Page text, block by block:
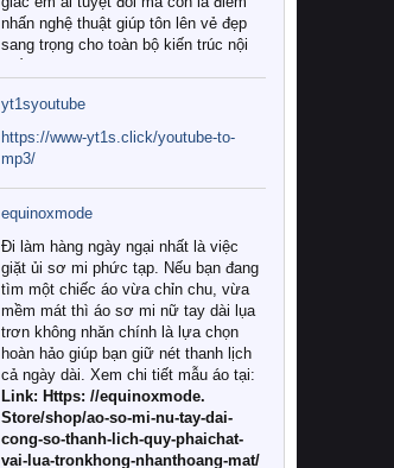
nhấn nghệ thuật giúp tôn lên vẻ đẹp
sang trọng cho toàn bộ kiến trúc nội
Tuy nhiên, giữa thị trường đa dạng
với vô vàn thương hiệu và mẫu mã
như hiện nay, làm thế nào để chọn
được những bộ chăn ga gối đệm cao
cấp thực sự chất lượng, phù hợp với
khí hậu và nhu cầu sử dụng của gia
đình? Hãy cùng chúng tôi đi tìm lời
giải đáp chi tiết qua bài viết dưới đây.
1. Tại sao các gia đình hiện đại lại ưa
chuộng chăn ga gối đệm cao cấp?
Khác với các dòng sản phẩm thông
thường, những bộ chăn ga gối đệm
cao cấp trải qua quy trình sản xuất
nghiêm ngặt từ khâu chọn lọc nguyên
liệu tự nhiên đến công nghệ dệt
yt1syoutube
https://www-yt1s.click/youtube-to-
mp3/
equinoxmode
Đi làm hàng ngày ngại nhất là việc
giặt ủi sơ mi phức tạp. Nếu bạn đang
tìm một chiếc áo vừa chỉn chu, vừa
mềm mát thì áo sơ mi nữ tay dài lụa
trơn không nhăn chính là lựa chọn
hoàn hảo giúp bạn giữ nét thanh lịch
cả ngày dài. Xem chi tiết mẫu áo tại:
Link: Https: //equinoxmode.
Store/shop/ao-so-mi-nu-tay-dai-
cong-so-thanh-lich-quy-phaichat-
vai-lua-tronkhong-nhanthoang-mat/